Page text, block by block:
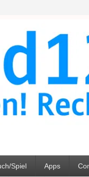
Spiel Apps